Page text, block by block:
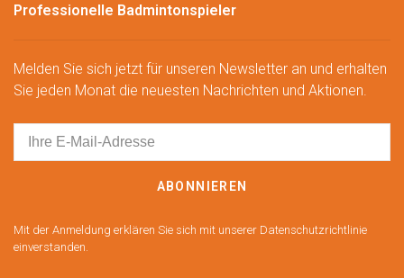
Professionelle Badmintonspieler
Melden Sie sich jetzt für unseren Newsletter an und erhalten
Sie jeden Monat die neuesten Nachrichten und Aktionen.
ABONNIEREN
Mit der Anmeldung erklären Sie sich mit unserer Datenschutzrichtlinie
einverstanden.